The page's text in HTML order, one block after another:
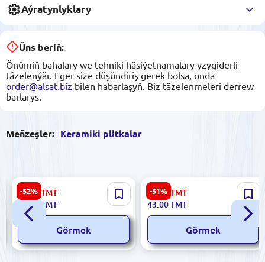
Aýratynlyklary
Üns beriň:
Önümiň bahalary we tehniki häsiýetnamalary yzygiderli
täzelenýär. Eger size düşündiriş gerek bolsa, onda
order@alsat.biz bilen habarlaşyň. Biz täzelenmeleri derrew
barlarys.
Meñzeşler: Keramiki plitkalar
-52%
Futura 5900499028477 |
Keramiki Plitka 5.7x30 sm
FloresyGa Seriýasy
23.00 TMT
11.00
TMT
Görmek
-51%
Sinfonia 8435020000011 |
Keramik Plitka 30x30 sm
Emperator-R Crema Corte
Crema
89.00 TMT
43.00TMT
Görmek